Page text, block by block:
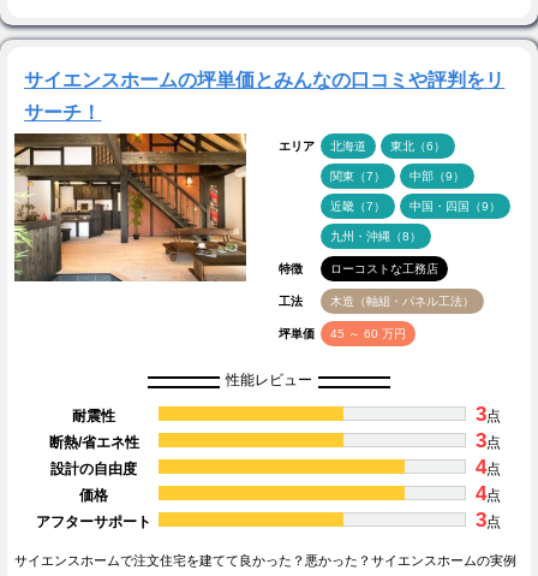
サイエンスホームの坪単価とみんなの口コミや評判をリ
サーチ！
エリア 北海道 東北（6）
関東（7） 中部（9）
近畿（7） 中国・四国（9）
九州・沖縄（8）
特徴 ローコストな工務店
工法 木造（軸組・パネル工法）
坪単価 45 ～ 60 万円
性能レビュー
耐震性 3点
断熱/省エネ性
3点
設計の自由度
4点
価格
4点
アフターサポート
3点
サイエンスホームで注文住宅を建てて良かった？悪かった？サイエンスホームの実例